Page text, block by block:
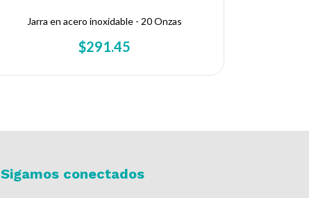
Jarra en acero inoxidable - 20 Onzas
$291.45
Sigamos conectados